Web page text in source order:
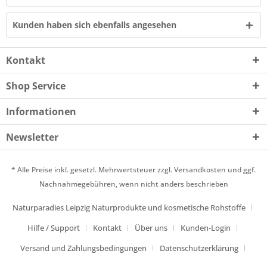
Kunden haben sich ebenfalls angesehen
Kontakt
Shop Service
Informationen
Newsletter
* Alle Preise inkl. gesetzl. Mehrwertsteuer zzgl.Versandkosten und ggf.
Nachnahmegebühren, wenn nicht anders beschrieben
Naturparadies Leipzig Naturprodukte und kosmetische Rohstoffe
Hilfe / Support
Kontakt Über uns
Kunden-Login
Versand und Zahlungsbedingungen
Datenschutzerklärung